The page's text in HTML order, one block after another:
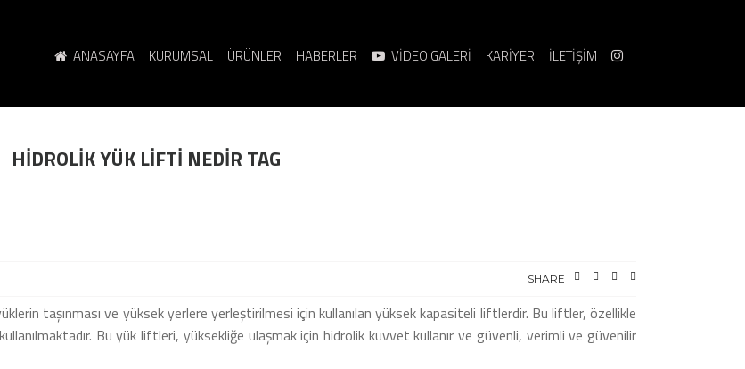
ANASAYFA KURUMSAL ÜRÜNLER HABERLER VİDEO GALERİ KARİYER İLETİŞİM
HIDROLIK YÜK LIFTI NEDIR TAG
SHARE
taşınması ve yüksek yerlere yerleştirilmesi için kullanılan yüksek kapasiteli liftlerdir. Bu liftler, özellikle
Bu yük liftleri, yüksekliğe ulaşmak için hidrolik kuvvet kullanır ve güvenli, verimli ve güvenilir